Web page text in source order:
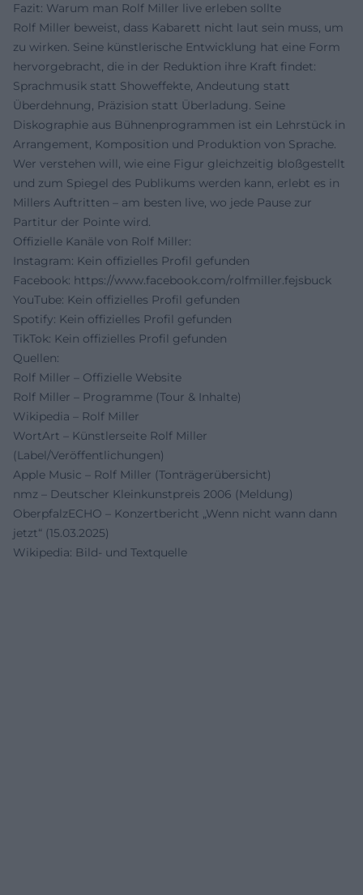
Fazit: Warum man Rolf Miller live erleben sollte
Rolf Miller beweist, dass Kabarett nicht laut sein muss, um
zu wirken. Seine künstlerische Entwicklung hat eine Form
hervorgebracht, die in der Reduktion ihre Kraft findet:
Sprachmusik statt Showeffekte, Andeutung statt
Überdehnung, Präzision statt Überladung. Seine
Diskographie aus Bühnenprogrammen ist ein Lehrstück in
Arrangement, Komposition und Produktion von Sprache.
Wer verstehen will, wie eine Figur gleichzeitig bloßgestellt
und zum Spiegel des Publikums werden kann, erlebt es in
Millers Auftritten – am besten live, wo jede Pause zur
Partitur der Pointe wird.
Offizielle Kanäle von Rolf Miller:
Instagram: Kein offizielles Profil gefunden
Facebook: https://www.facebook.com/rolfmiller.fejsbuck
YouTube: Kein offizielles Profil gefunden
Spotify: Kein offizielles Profil gefunden
TikTok: Kein offizielles Profil gefunden
Quellen:
Rolf Miller – Offizielle Website
Rolf Miller – Programme (Tour & Inhalte)
Wikipedia – Rolf Miller
WortArt – Künstlerseite Rolf Miller
(Label/Veröffentlichungen)
Apple Music – Rolf Miller (Tonträgerübersicht)
nmz – Deutscher Kleinkunstpreis 2006 (Meldung)
OberpfalzECHO – Konzertbericht „Wenn nicht wann dann
jetzt“ (15.03.2025)
Wikipedia: Bild- und Textquelle